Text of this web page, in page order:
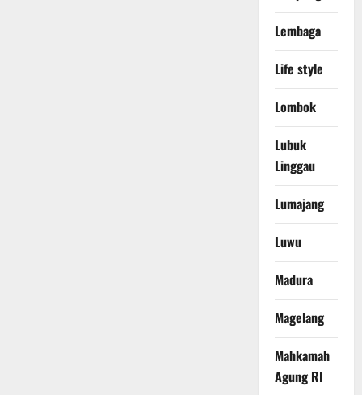
Lembaga
Life style
Lombok
Lubuk
Linggau
Lumajang
Luwu
Madura
Magelang
Mahkamah
Agung RI